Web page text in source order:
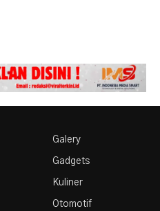
Galery
Gadgets
Kuliner
Otomotif